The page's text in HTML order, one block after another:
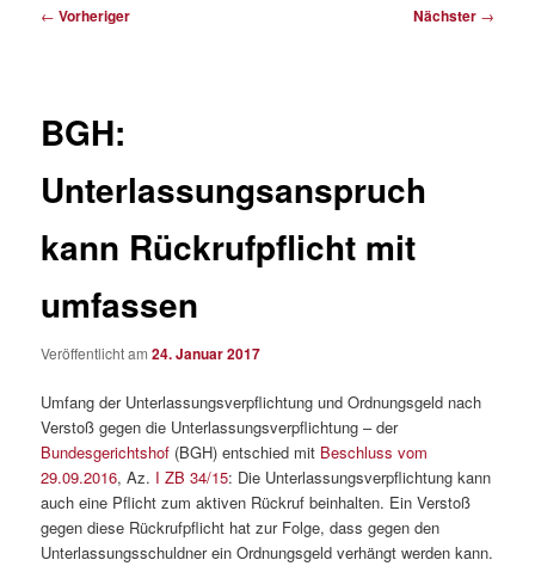
Beitragsnavigation
← Vorheriger Nächster →
BGH:
Unterlassungsanspruch
kann Rückrufpflicht mit
umfassen
Veröffentlicht am24. Januar 2017
Umfang der Unterlassungsverpflichtung und Ordnungsgeld nach
Verstoß gegen die Unterlassungsverpflichtung – der
Bundesgerichtshof (BGH) entschied mit Beschluss vom
29.09.2016, Az. I ZB 34/15: Die Unterlassungsverpflichtung kann
auch eine Pflicht zum aktiven Rückruf beinhalten. Ein Verstoß
gegen diese Rückrufpflicht hat zur Folge, dass gegen den
Unterlassungsschuldner ein Ordnungsgeld verhängt werden kann.